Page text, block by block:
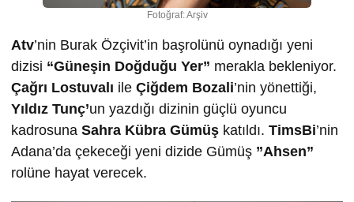
Fotoğraf: Arşiv
Atv’nin Burak Özçivit’in başrolünü oynadığı yeni
dizisi “Güneşin Doğduğu Yer” merakla bekleniyor.
Çağrı Lostuvalı ile Çiğdem Bozali’nin yönettiği,
Yıldız Tunç’un yazdığı dizinin güçlü oyuncu
kadrosuna Sahra Kübra Gümüş katıldı. TimsBi’nin
Adana’da çekeceği yeni dizide Gümüş ”Ahsen”
rolüne hayat verecek.